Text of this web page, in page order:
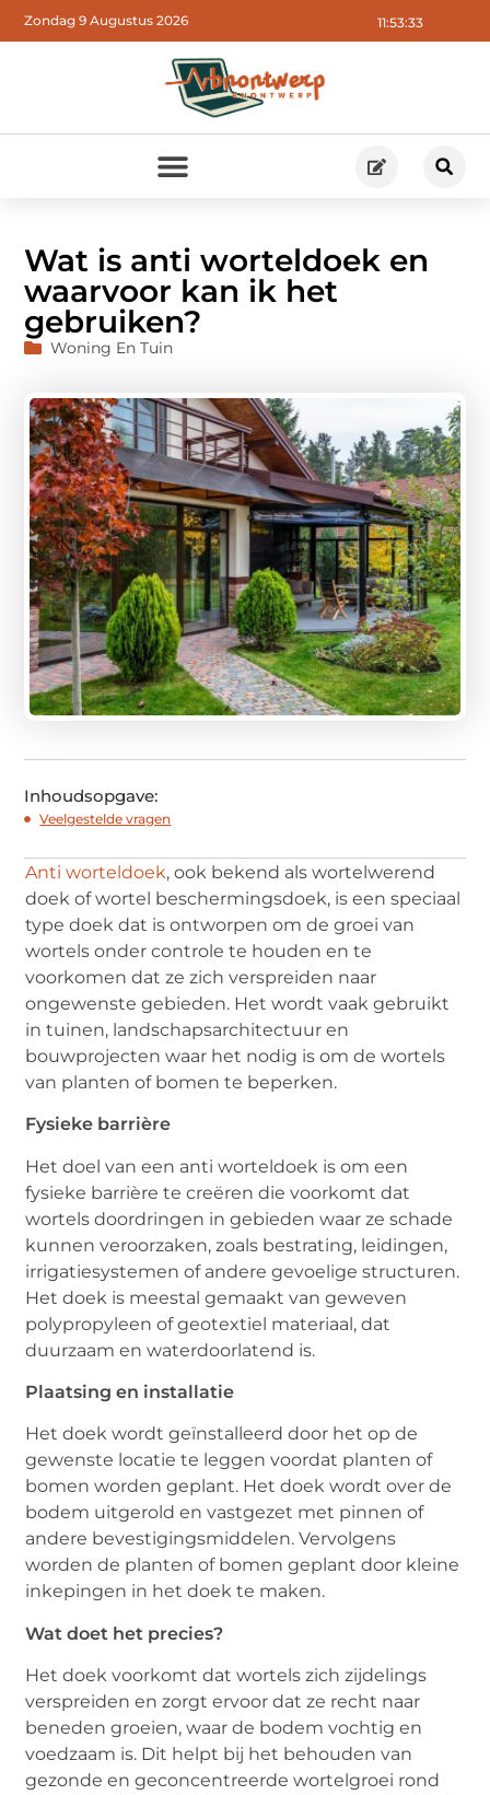
11:53:34
Zondag 9 Augustus 2026
Wat is anti worteldoek en
waarvoor kan ik het
gebruiken?
Woning En Tuin
Inhoudsopgave:
Veelgestelde vragen
Anti worteldoek, ook bekend als wortelwerend
doek of wortel beschermingsdoek, is een speciaal
type doek dat is ontworpen om de groei van
wortels onder controle te houden en te
voorkomen dat ze zich verspreiden naar
ongewenste gebieden. Het wordt vaak gebruikt
in tuinen, landschapsarchitectuur en
bouwprojecten waar het nodig is om de wortels
van planten of bomen te beperken.
Fysieke barrière
Het doel van een anti worteldoek is om een
fysieke barrière te creëren die voorkomt dat
wortels doordringen in gebieden waar ze schade
kunnen veroorzaken, zoals bestrating, leidingen,
irrigatiesystemen of andere gevoelige structuren.
Het doek is meestal gemaakt van geweven
polypropyleen of geotextiel materiaal, dat
duurzaam en waterdoorlatend is.
Plaatsing en installatie
Het doek wordt geïnstalleerd door het op de
gewenste locatie te leggen voordat planten of
bomen worden geplant. Het doek wordt over de
bodem uitgerold en vastgezet met pinnen of
andere bevestigingsmiddelen. Vervolgens
worden de planten of bomen geplant door kleine
inkepingen in het doek te maken.
Wat doet het precies?
Het doek voorkomt dat wortels zich zijdelings
verspreiden en zorgt ervoor dat ze recht naar
beneden groeien, waar de bodem vochtig en
voedzaam is. Dit helpt bij het behouden van
gezonde en geconcentreerde wortelgroei rond